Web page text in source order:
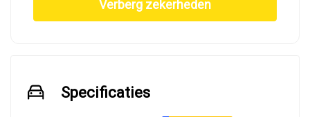
Verberg zekerheden
Specificaties